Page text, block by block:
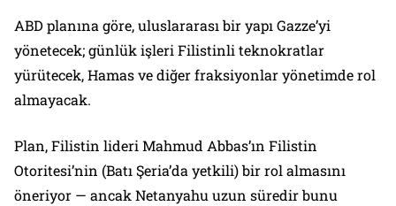
ABD planına göre, uluslararası bir yapı Gazze’yi
yönetecek; günlük işleri Filistinli teknokratlar
yürütecek, Hamas ve diğer fraksiyonlar yönetimde rol
almayacak.
Plan, Filistin lideri Mahmud Abbas’ın Filistin
Otoritesi’nin (Batı Şeria’da yetkili) bir rol almasını
öneriyor — ancak Netanyahu uzun süredir bunu